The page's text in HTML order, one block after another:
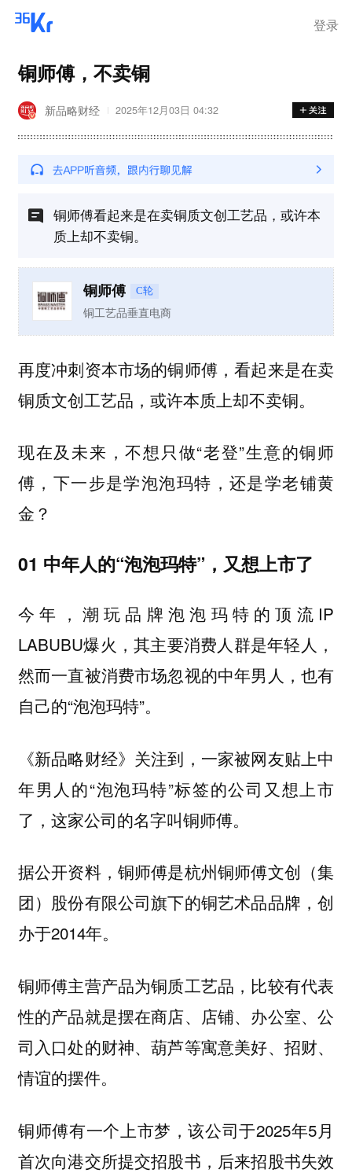
登录
铜师傅，不卖铜
新品略财经 2025年12月03日 04:32
铜师傅看起来是在卖铜质文创工艺品，或许本
质上却不卖铜。
铜师傅 C轮
铜工艺品垂直电商
再度冲刺资本市场的铜师傅，看起来是在卖
铜质文创工艺品，或许本质上却不卖铜。
现在及未来，不想只做“老登”生意的铜师
傅，下一步是学泡泡玛特，还是学老铺黄
金？
01 中年人的“泡泡玛特”，又想上市了
今年，潮玩品牌泡泡玛特的顶流IP
LABUBU爆火，其主要消费人群是年轻人，
然而一直被消费市场忽视的中年男人，也有
自己的“泡泡玛特”。
《新品略财经》关注到，一家被网友贴上中
年男人的“泡泡玛特”标签的公司又想上市
了，这家公司的名字叫铜师傅。
据公开资料，铜师傅是杭州铜师傅文创（集
团）股份有限公司旗下的铜艺术品品牌，创
办于2014年。
铜师傅主营产品为铜质工艺品，比较有代表
性的产品就是摆在商店、店铺、办公室、公
司入口处的财神、葫芦等寓意美好、招财、
情谊的摆件。
铜师傅有一个上市梦，该公司于2025年5月
首次向港交所提交招股书，后来招股书失效